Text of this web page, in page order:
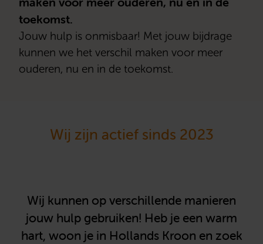
toekomst.
Jouw hulp is onmisbaar! Met jouw bijdrage
kunnen we het verschil maken voor meer
ouderen, nu en in de toekomst.
Wij zijn actief sinds 2023
Wij kunnen op verschillende manieren
jouw hulp gebruiken! Heb je een warm
hart, woon je in Hollands Kroon en zoek